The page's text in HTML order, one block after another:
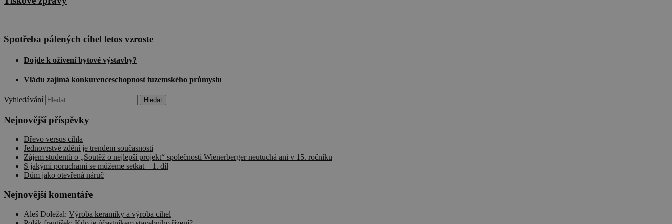
Spotřeba pálených cihel letos vzroste
Dojde k oživení bytové výstavby?
Vládu zajímá konkurenceschopnost tuzemského průmyslu
Vyhledávání
Nejnovější příspěvky
Dřevo versus cihla
Jednovrstvé zdění je trendem současnosti
Zájem studentů o „Soutěž o nejlepší projekt“ společnosti Wienerberger neutuchá ani v 15. ročníku
S jakými poruchami se můžeme setkat – 1. díl
Dům jako otevřená náruč
Nejnovější komentáře
Aleš Doležal: Výroba keramiky a výroba cihel